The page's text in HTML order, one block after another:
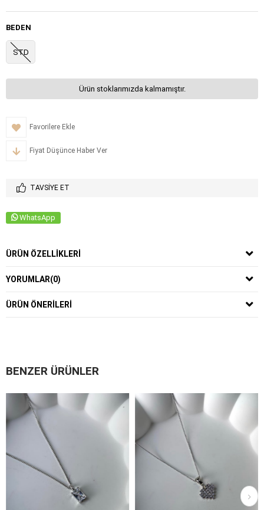
BEDEN
STD
Ürün stoklarımızda kalmamıştır.
Favorilere Ekle
Fiyat Düşünce Haber Ver
TAVSIYE ET
WhatsApp
ÜRÜN ÖZELLIKLERI
YORUMLAR(0)
ÜRÜN ÖNERILERI
BENZER ÜRÜNLER